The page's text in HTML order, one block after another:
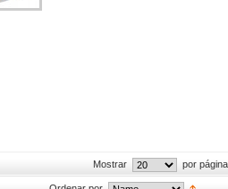
Mostrar por página